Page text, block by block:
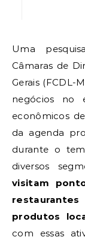
Uma pesquisa realizada pela Federação das
Câmaras de
Gerais (FCDL-
negócios no
econômicos
da agenda
durante o
diversos
visitam
restaurantes
produtos
com essas